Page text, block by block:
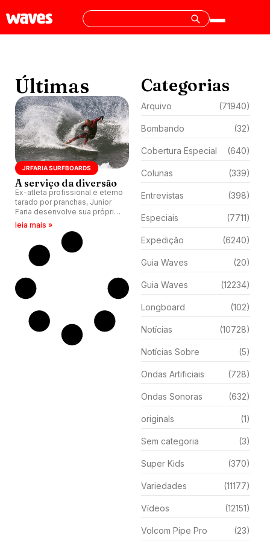
Últimas
JRFARIA SURFBOARDS
A serviço da diversão
Ex-atleta profissional e eterno
tarado por pranchas, Junior
Faria desenvolve sua própria
marca de shapes.
leia mais »
Categorias
Arquivo (71940)
Bombando (32)
Cobertura Especial (640)
Colunas (339)
Entrevistas (398)
Especiais (7711)
Expedição (6240)
Guia Waves (20)
Guia Waves (12234)
Longboard (102)
Notícias (10728)
Notícias Sobre (5)
Ondas Artificiais (728)
Ondas Sonoras (632)
originals (1)
Sem categoria (3)
Super Kids (370)
Variedades (11177)
Vídeos (12151)
Volcom Pipe Pro (23)